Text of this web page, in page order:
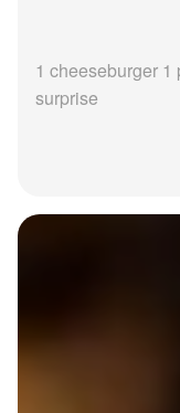
1 cheeseburger 1
surprise